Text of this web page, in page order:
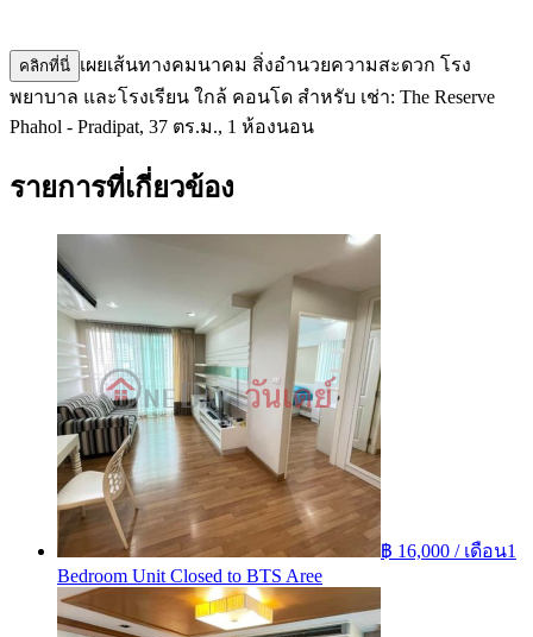
คลิกที่นี่ เผยเส้นทางคมนาคม สิ่งอำนวยความสะดวก โรง
พยาบาล และโรงเรียน ใกล้ คอนโด สำหรับ เช่า: The Reserve
Phahol - Pradipat, 37 ตร.ม., 1 ห้องนอน
รายการที่เกี่ยวข้อง
฿ 16,000 / เดือน1
Bedroom Unit Closed to BTS Aree